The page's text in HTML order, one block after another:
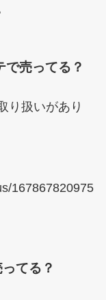
で売ってる？
り扱いがあり
167867820975
てる？